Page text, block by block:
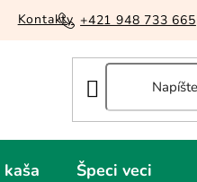
Kontakty +421 948 733 665
kaša Špeci veci